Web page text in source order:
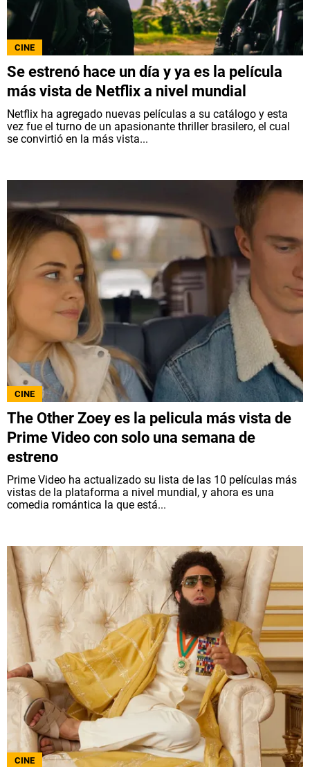
CINE
Se estrenó hace un día y ya es la película
más vista de Netflix a nivel mundial
Netflix ha agregado nuevas películas a su catálogo y esta
vez fue el turno de un apasionante thriller brasilero, el cual
se convirtió en la más vista...
CINE
The Other Zoey es la pelicula más vista de
Prime Video con solo una semana de
estreno
Prime Video ha actualizado su lista de las 10 películas más
vistas de la plataforma a nivel mundial, y ahora es una
comedia romántica la que está...
CINE